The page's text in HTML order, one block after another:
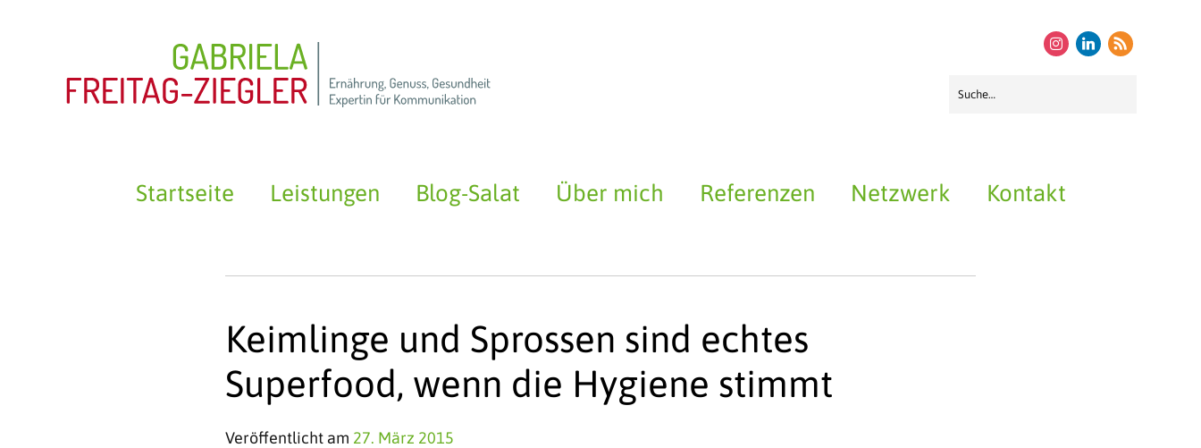
instagramlinkedinrss
Startseite Leistungen Blog-Salat Über mich Referenzen Netzwerk Kontakt
Keimlinge und Sprossen sind echtes
Superfood, wenn die Hygiene stimmt
Veröffentlicht am 27. März 2015